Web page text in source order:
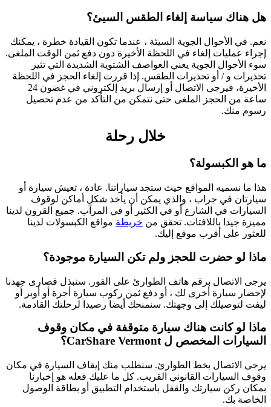
هل هناك سياسة إلغاء الطقس السيئ؟
نعم. في الأحوال الجوية السيئة ، عندما تكون القيادة خطرة ، يمكنك
إجراء عمليات إلغاء في اللحظة الأخيرة دون دفع ثمن الوقت الملغى.
سوء الأحوال الجوية يعني العواصف الشتوية الشديدة التي تثير
تحذيرات و / أو تحذيرات الطقس. إذا قررت إلغاء الحجز في اللحظة
الأخيرة، فيرجى الاتصال أو إرسال بريد إلكتروني في غضون 24
ساعة من الحجز الملغى حتى نتمكن من التأكد من عدم تحصيل
رسوم منك.
خلال رحلة
ما هو الكبسولة؟
هذا ما نسميه المواقع حيث ستجد سياراتنا. عادة ، تعيش سيارة أو
سيارتان في جراب ، والذي يمكن أن يأخذ شكل أماكن لوقوف
السيارات في الشارع أو في الكثير أو في المرآب. جميع القرون لدينا
مميزة جيدا باللافتات. تحقق من خريطة مواقع الكبسولات لدينا
للعثور على أقرب موقع إليك.
ماذا لو حضرت للحجز ولم تكن السيارة موجودة؟
يرجى الاتصال برقم هاتف الطوارئ على الفور. سنبذل قصارى جهدنا
لإحضار سيارة أخرى لك ، أو دفع ثمن ركوب سيارة أجرة أو أوبر أو
ليفت لتوصيلك إلى وجهتك. سنمنحك أيضا رصيدا لرحلتك القادمة.
ماذا لو كانت هناك سيارة متوقفة في مكان وقوف
السيارات المخصص ل CarShare Vermont؟
يرجى الاتصال بخط الطوارئ. سنطلب منك إيقاف السيارة في مكان
وقوف السيارات القانوني القريب. كل ما عليك فعله هو إخبارنا
بمكان ركن سيارتك والقفل باستخدام التطبيق أو بطاقة الوصول
الخاصة بك.